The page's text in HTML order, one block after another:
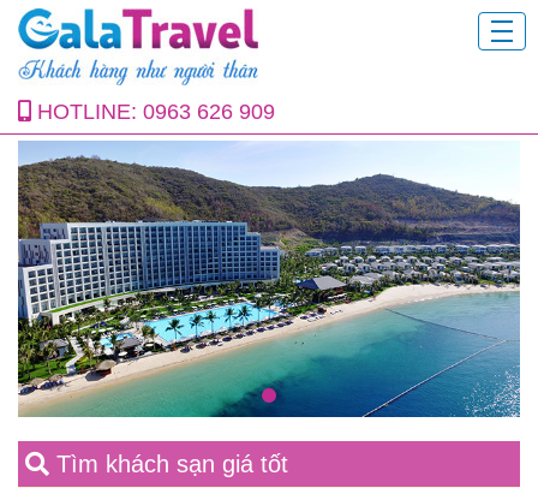
HOTLINE: 0963 626 909
Tìm khách sạn giá tốt